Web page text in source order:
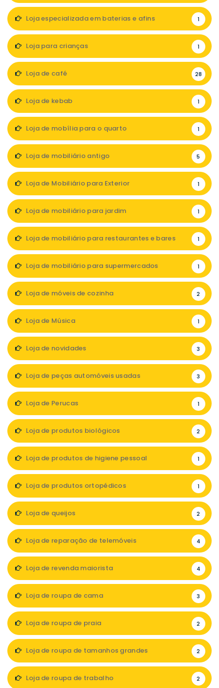
Loja especializada em baterias e afins 1
Loja para crianças 1
Loja de café 28
Loja de kebab 1
Loja de mobília para o quarto 1
Loja de mobiliário antigo 5
Loja de Mobiliário para Exterior 1
Loja de mobiliário para jardim 1
Loja de mobiliário para restaurantes e bares 1
Loja de mobiliário para supermercados 1
Loja de móveis de cozinha 2
Loja de Música 1
Loja de novidades 3
Loja de peças automóveis usadas 3
Loja de Perucas 1
Loja de produtos biológicos 2
Loja de produtos de higiene pessoal 1
Loja de produtos ortopédicos 1
Loja de queijos 2
Loja de reparação de telemóveis 4
Loja de revenda maiorista 4
Loja de roupa de cama 3
Loja de roupa de praia 2
Loja de roupa de tamanhos grandes 2
Loja de roupa de trabalho 2